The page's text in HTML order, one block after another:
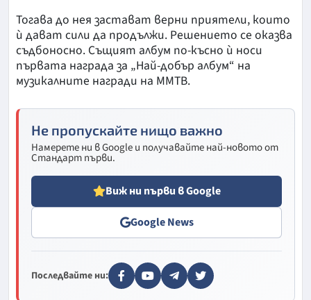
Тогава до нея застават верни приятели, които
ѝ дават сили да продължи. Решението се оказва
съдбоносно. Същият албум по-късно ѝ носи
първата награда за „Най-добър албум“ на
музикалните награди на ММТВ.
Не пропускайте нищо важно
Намерете ни в Google и получавайте най-новото от
Стандарт първи.
Виж ни първи в Google
Google News
Последвайте ни: